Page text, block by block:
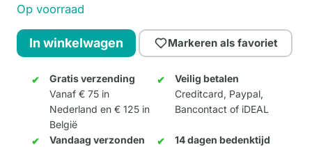
Op voorraad
Dali
-
Portret
Picasso
aantal
In winkelwagen Markeren als favoriet
Gratis verzending
Vanaf € 75 in
Nederland en € 125 in
België
Veilig betalen
Creditcard, Paypal,
Bancontact of iDEAL
Vandaag verzonden
14 dagen bedenktijd